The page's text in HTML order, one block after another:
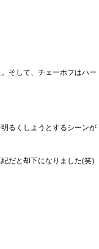
そして、チェーホフはハー
るくしようとするシーンが
だと却下になりました(笑)